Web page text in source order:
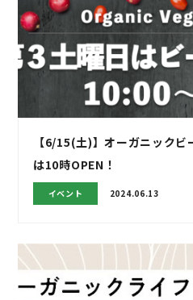
【6/15(土)】オーガニック
は10時OPEN！
イベント 2024.06.13